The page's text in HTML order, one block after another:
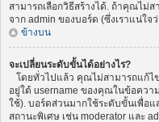
สามารถเลือกวิธีสร้างได้. ถ้าคุณไม่
จาก admin ของบอร์ด (ซึ่งเราแน่ใจ
ข้างบน
จะเปลี่ยนระดับขั้นได้อย่างไร?
โดยทั่วไปแล้ว คุณไม่สามารถแก้ไ
อยู่ใต้ username ของคุณในข้อคว
ใช้). บอร์ดส่วนมากใช้ระดับขั้นเพื่อ
สถานะพิเศษ เช่น moderator และ